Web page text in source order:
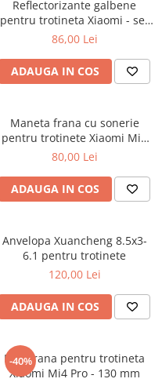
Reflectorizante galbene
pentru trotineta Xiaomi - set
20 bucati
86,00 Lei
ADAUGA IN COS
Maneta frana cu sonerie
pentru trotinete Xiaomi Mi3
Lite
80,00 Lei
ADAUGA IN COS
Anvelopa Xuancheng 8.5x3-
6.1 pentru trotinete
120,00 Lei
ADAUGA IN COS
-40%
Disc frana pentru trotineta
Xiaomi Mi4 Pro - 130 mm